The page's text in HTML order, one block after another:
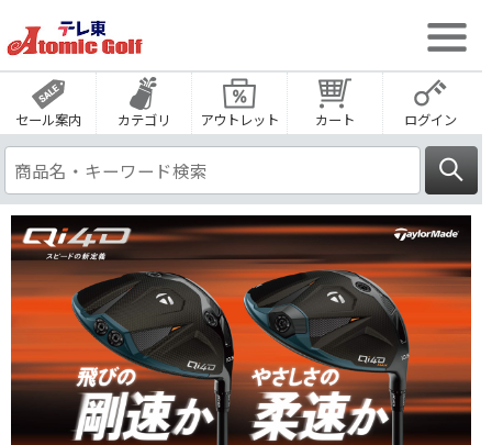
セール案内 カテゴリ アウトレット カート ログイン